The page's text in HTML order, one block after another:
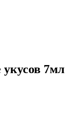
укусов 7мл